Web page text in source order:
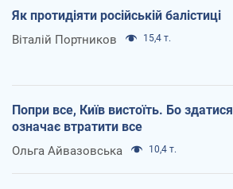
Як протидіяти російській балістиці
Віталій Портников 15,4 т.
Попри все, Київ вистоїть. Бо здатися
означає втратити все
Ольга Айвазовська 10,4 т.